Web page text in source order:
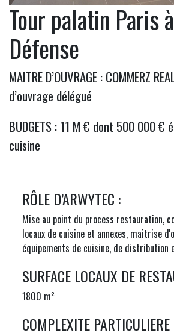
Tour palatin Paris
Défense
MAITRE D’OUVRAGE : COMMERZ
d’ouvrage délégué
BUDGETS : 11 M € dont 500 000 €
cuisine
RÔLE D’ARWYTEC :
Mise au point du process restauration,
locaux de cuisine et annexes, maitrise
équipements de cuisine, de distribution
SURFACE LOCAUX DE
1800 m²
COMPLEXITE PARTICULIERE